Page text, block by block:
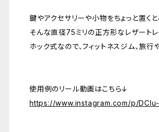
鍵やアクセサリーや小物をちょっと置くと
そんな直径75ミリの正方形なレザートレ
ホック式なので、フィットネスジム、旅
使用例のリール動画はこちら↓
https://www.instagram.com/p/